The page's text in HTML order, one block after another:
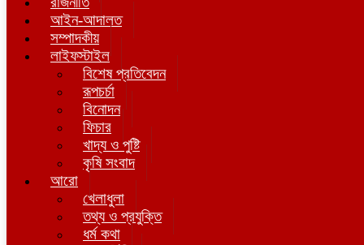
আইন-আদালত
সম্পাদকীয়
লাইফস্টাইল
বিশেষ প্রতিবেদন
রূপচর্চা
বিনোদন
ফিচার
খাদ্য ও পুষ্টি
কৃষি সংবাদ
আরো
খেলাধুলা
তথ্য ও প্রযুক্তি
ধর্ম কথা